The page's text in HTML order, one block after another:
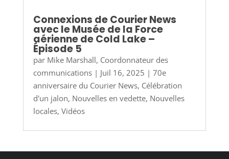
Connexions de Courier News
avec le Musée de la Force
aérienne de Cold Lake –
Épisode 5
par Mike Marshall, Coordonnateur des
communications| Juil 16, 2025 | 70e
anniversaire du Courier News, Célébration
d'un jalon, Nouvelles en vedette, Nouvelles
locales, Vidéos